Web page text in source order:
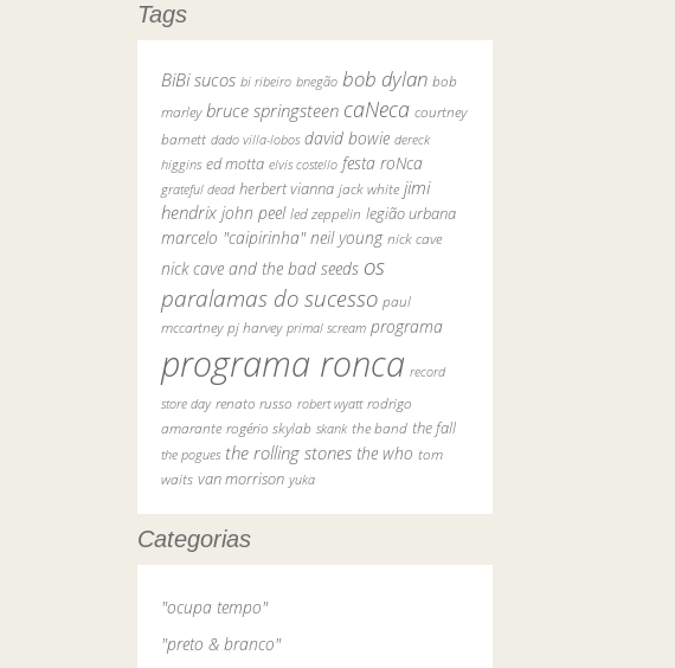
Tags
BiBi sucos bi ribeiro bnegão bob dylan bob
marley bruce springsteen caNeca courtney
barnett dado villa-lobos david bowie dereck
higgins ed motta elvis costello festa roNca
grateful dead herbert vianna jack white jimi
hendrix john peel led zeppelin legião urbana
marcelo "caipirinha" neil young nick cave
nick cave and the bad seeds os
paralamas do sucesso paul
mccartney pj harvey primal scream programa
programa ronca record
store day renato russo robert wyatt rodrigo
amarante rogério skylab skank the band the fall
the pogues the rolling stones the who tom
waits van morrison yuka
Categorias
"ocupa tempo"
"preto & branco"